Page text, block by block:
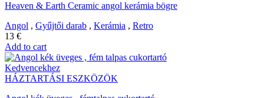
Heaven & Earth Ceramic angol kerámia bögre
Angol , Gyűjtői darab , Kerámia , Retro
13 €
Add to cart
Kedvencekhez
HÁZTARTÁSI ESZKÖZÖK